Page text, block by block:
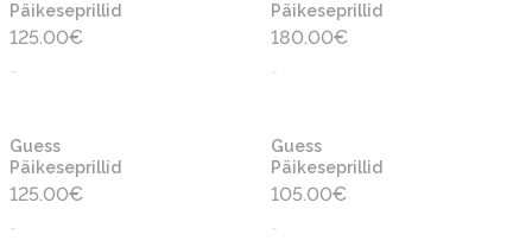
Päikeseprillid
125.00€
-
Päikeseprillid
180.00€
-
Guess
Päikeseprillid
125.00€
-
Guess
Päikeseprillid
105.00€
-